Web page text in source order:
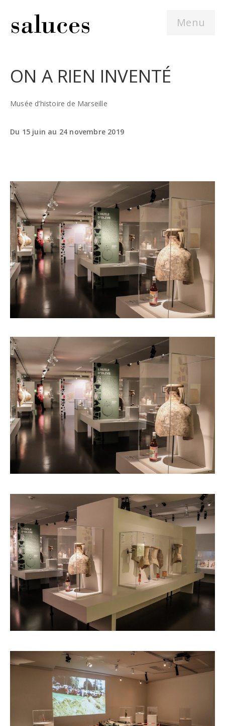
Menu
ON A RIEN INVENTÉ
Musée d’histoire de Marseille
Du 15 juin au 24 novembre 2019